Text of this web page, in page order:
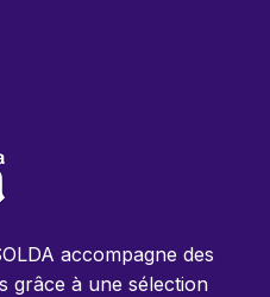
accompagne des
grâce à une sélection